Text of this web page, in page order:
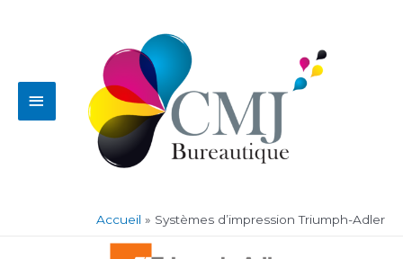
Accueil Systèmes d’impression Triumph-Adler